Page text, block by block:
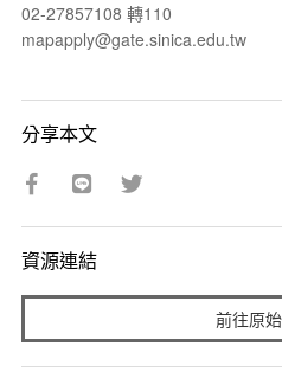
02-27857108 轉110
mapapply@gate.sinica.edu.tw
分享本文
資源連結
前往原